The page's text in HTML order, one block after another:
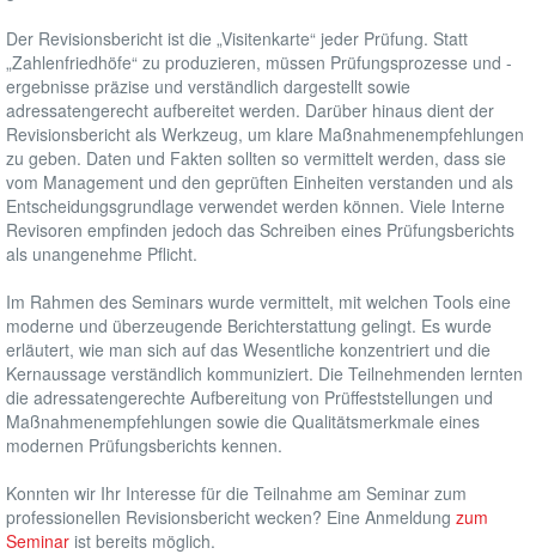
Der Revisionsbericht ist die „Visitenkarte“ jeder Prüfung. Statt
„Zahlenfriedhöfe“ zu produzieren, müssen Prüfungsprozesse und -
ergebnisse präzise und verständlich dargestellt sowie
adressatengerecht aufbereitet werden. Darüber hinaus dient der
Revisionsbericht als Werkzeug, um klare Maßnahmenempfehlungen
zu geben. Daten und Fakten sollten so vermittelt werden, dass sie
vom Management und den geprüften Einheiten verstanden und als
Entscheidungsgrundlage verwendet werden können. Viele Interne
Revisoren empfinden jedoch das Schreiben eines Prüfungsberichts
als unangenehme Pflicht.
Im Rahmen des Seminars wurde vermittelt, mit welchen Tools eine
moderne und überzeugende Berichterstattung gelingt. Es wurde
erläutert, wie man sich auf das Wesentliche konzentriert und die
Kernaussage verständlich kommuniziert. Die Teilnehmenden lernten
die adressatengerechte Aufbereitung von Prüffeststellungen und
Maßnahmenempfehlungen sowie die Qualitätsmerkmale eines
modernen Prüfungsberichts kennen.
Konnten wir Ihr Interesse für die Teilnahme am Seminar zum
professionellen Revisionsbericht wecken? Eine Anmeldung zum
Seminar ist bereits möglich.